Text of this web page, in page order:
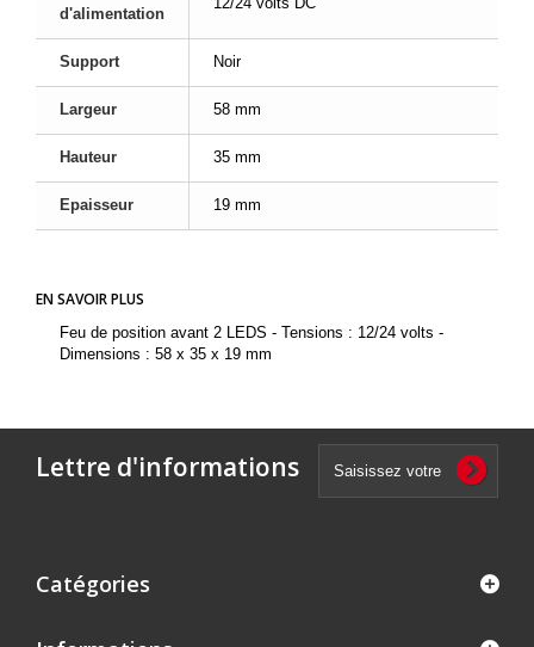
d'alimentation
Support Noir
Largeur 58 mm
Hauteur 35 mm
Epaisseur 19 mm
EN SAVOIR PLUS
Feu de position avant 2 LEDS - Tensions : 12/24 volts -
Dimensions : 58 x 35 x 19 mm
Lettre d'informations
Catégories